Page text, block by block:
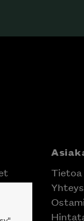
Tietoa